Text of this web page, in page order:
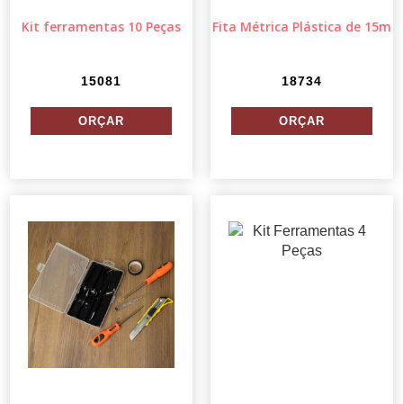
Kit ferramentas 10 Peças
15081
Fita Métrica Plástica de 15m
18734